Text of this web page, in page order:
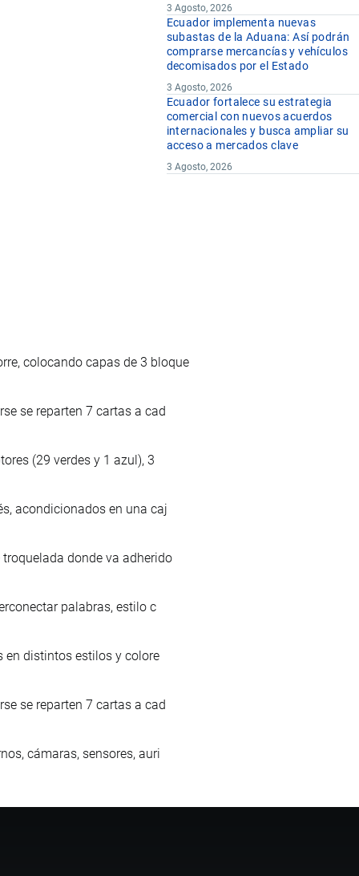
3 Agosto, 2026
Ecuador implementa nuevas
subastas de la Aduana: Así podrán
comprarse mercancías y vehículos
decomisados por el Estado
3 Agosto, 2026
Ecuador fortalece su estrategia
comercial con nuevos acuerdos
internacionales y busca ampliar su
acceso a mercados clave
3 Agosto, 2026
colocando capas de 3 bloque
se reparten 7 cartas a cad
(29 verdes y 1 azul), 3
acondicionados en una caj
donde va adherido
palabras, estilo c
en distintos estilos y colore
se reparten 7 cartas a cad
cámaras, sensores, auri